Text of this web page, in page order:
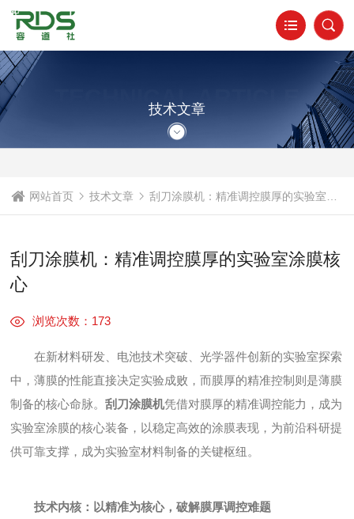
TECHNICAL ARTICLE
技术文章
网站首页 技术文章 刮刀涂膜机：精准调控膜厚的实验室涂膜核心
刮刀涂膜机：精准调控膜厚的实验室涂膜核
心
浏览次数：173
在新材料研发、电池技术突破、光学器件创新的实验室探索
中，薄膜的性能直接决定实验成败，而膜厚的精准控制则是薄膜
制备的核心命脉。刮刀涂膜机凭借对膜厚的精准调控能力，成为
实验室涂膜的核心装备，以稳定高效的涂膜表现，为前沿科研提
供可靠支撑，成为实验室材料制备的关键枢纽。
技术内核：以精准为核心，破解膜厚调控难题